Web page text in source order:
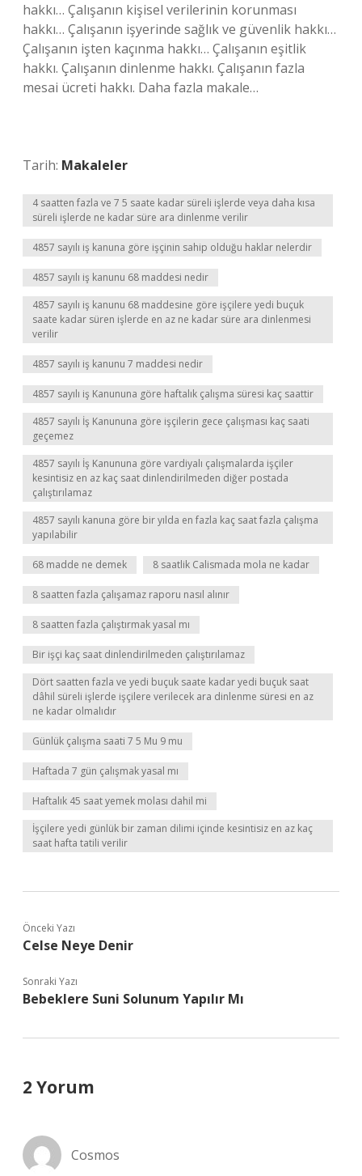
hakkı… Çalışanın kişisel verilerinin korunması
hakkı… Çalışanın işyerinde sağlık ve güvenlik hakkı…
Çalışanın işten kaçınma hakkı… Çalışanın eşitlik
hakkı. Çalışanın dinlenme hakkı. Çalışanın fazla
mesai ücreti hakkı. Daha fazla makale…
Tarih: Makaleler
4 saatten fazla ve 7 5 saate kadar süreli işlerde veya daha kısa
süreli işlerde ne kadar süre ara dinlenme verilir
4857 sayılı iş kanuna göre işçinin sahip olduğu haklar nelerdir
4857 sayılı iş kanunu 68 maddesi nedir
4857 sayılı iş kanunu 68 maddesine göre işçilere yedi buçuk
saate kadar süren işlerde en az ne kadar süre ara dinlenmesi
verilir
4857 sayılı iş kanunu 7 maddesi nedir
4857 sayılı iş Kanununa göre haftalık çalışma süresi kaç saattir
4857 sayılı İş Kanununa göre işçilerin gece çalışması kaç saati
geçemez
4857 sayılı İş Kanununa göre vardiyalı çalışmalarda işçiler
kesintisiz en az kaç saat dinlendirilmeden diğer postada
çalıştırılamaz
4857 sayılı kanuna göre bir yılda en fazla kaç saat fazla çalışma
yapılabilir
68 madde ne demek 8 saatlik Calismada mola ne kadar
8 saatten fazla çalışamaz raporu nasıl alınır
8 saatten fazla çalıştırmak yasal mı
Bir işçi kaç saat dinlendirilmeden çalıştırılamaz
Dört saatten fazla ve yedi buçuk saate kadar yedi buçuk saat
dâhil süreli işlerde işçilere verilecek ara dinlenme süresi en az
ne kadar olmalıdır
Günlük çalışma saati 7 5 Mu 9 mu
Haftada 7 gün çalışmak yasal mı
Haftalık 45 saat yemek molası dahil mi
İşçilere yedi günlük bir zaman dilimi içinde kesintisiz en az kaç
saat hafta tatili verilir
Önceki Yazı
Celse Neye Denir
Sonraki Yazı
Bebeklere Suni Solunum Yapılır Mı
2 Yorum
Cosmos